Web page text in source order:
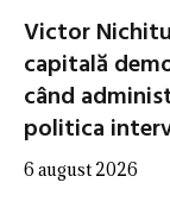
Victor
capitală
când
politica
6 august 2026